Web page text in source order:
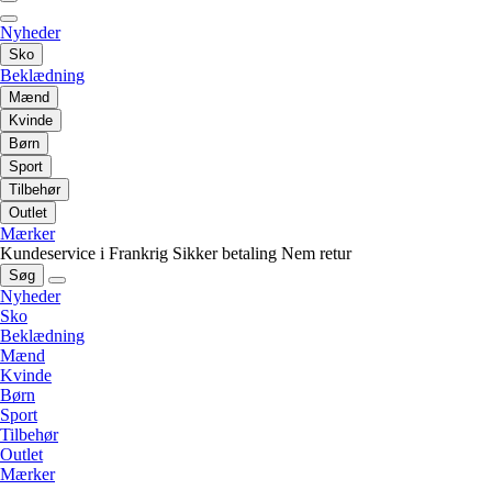
Nyheder
Sko
Beklædning
Mænd
Kvinde
Børn
Sport
Tilbehør
Outlet
Mærker
Kundeservice i Frankrig Sikker betaling Nem retur
Søg
Nyheder
Sko
Beklædning
Mænd
Kvinde
Børn
Sport
Tilbehør
Outlet
Mærker